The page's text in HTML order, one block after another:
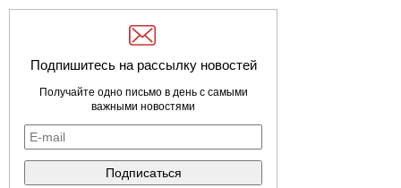
Подпишитесь на рассылку новостей
Получайте одно письмо в день с самыми
важными новостями